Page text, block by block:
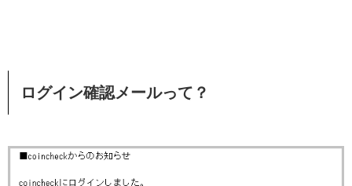
ログイン確認メールって？